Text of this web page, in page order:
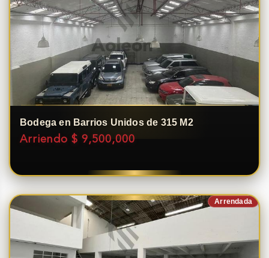
Bodega en Barrios Unidos de 315 M2
Arriendo $ 9,500,000
Arrendada